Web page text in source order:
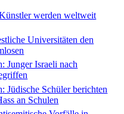
werden weltweit
Universitäten den
Junger Israeli nach
Jüdische Schüler berichten
an Schulen